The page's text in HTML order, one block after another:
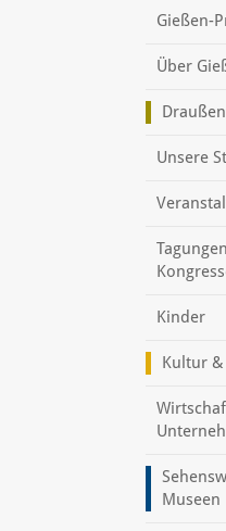
Gießen-
Über
Unsere
Kinder
Kultur &
Museen